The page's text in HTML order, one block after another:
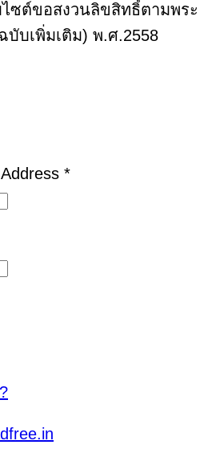
ซต์ขอสงวนลิขสิทธิ์ตามพระ
บเพิ่มเติม) พ.ศ.2558
*